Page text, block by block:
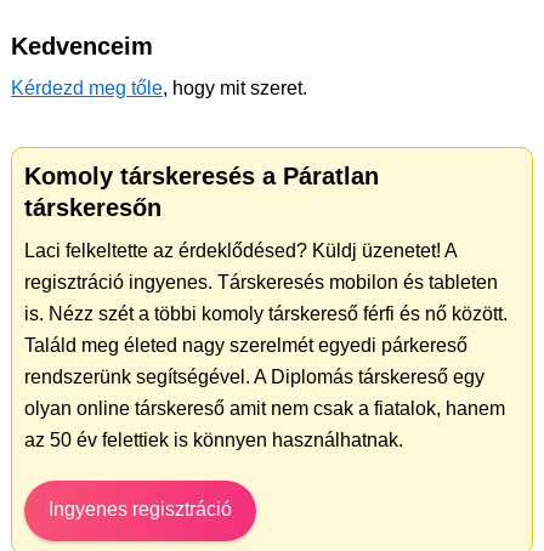
Kedvenceim
Kérdezd meg tőle, hogy mit szeret.
Komoly társkeresés a Páratlan
társkeresőn
Laci felkeltette az érdeklődésed? Küldj üzenetet! A
regisztráció ingyenes. Társkeresés mobilon és tableten
is. Nézz szét a többi komoly társkereső férfi és nő között.
Találd meg életed nagy szerelmét egyedi párkereső
rendszerünk segítségével. A Diplomás társkereső egy
olyan online társkereső amit nem csak a fiatalok, hanem
az 50 év felettiek is könnyen használhatnak.
Ingyenes regisztráció